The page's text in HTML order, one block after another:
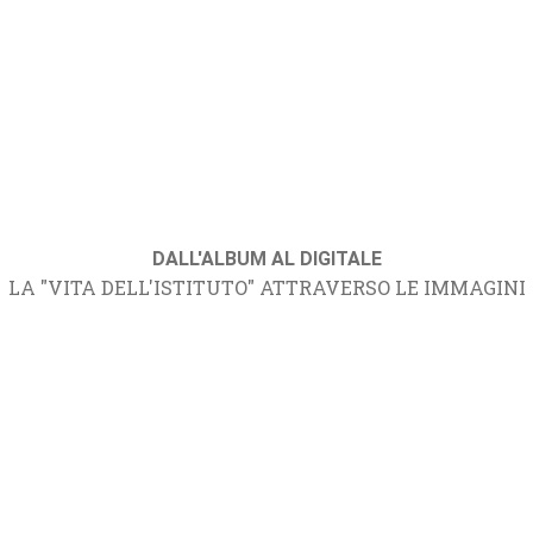
DALL'ALBUM AL DIGITALE
LA "VITA DELL'ISTITUTO" ATTRAVERSO LE IMMAGINI